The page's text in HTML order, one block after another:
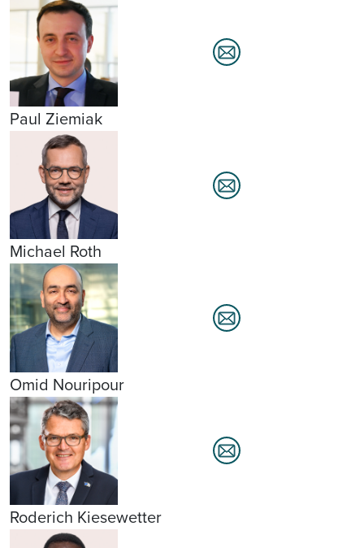
Paul Ziemiak
Michael Roth
Omid Nouripour
Roderich Kiesewetter